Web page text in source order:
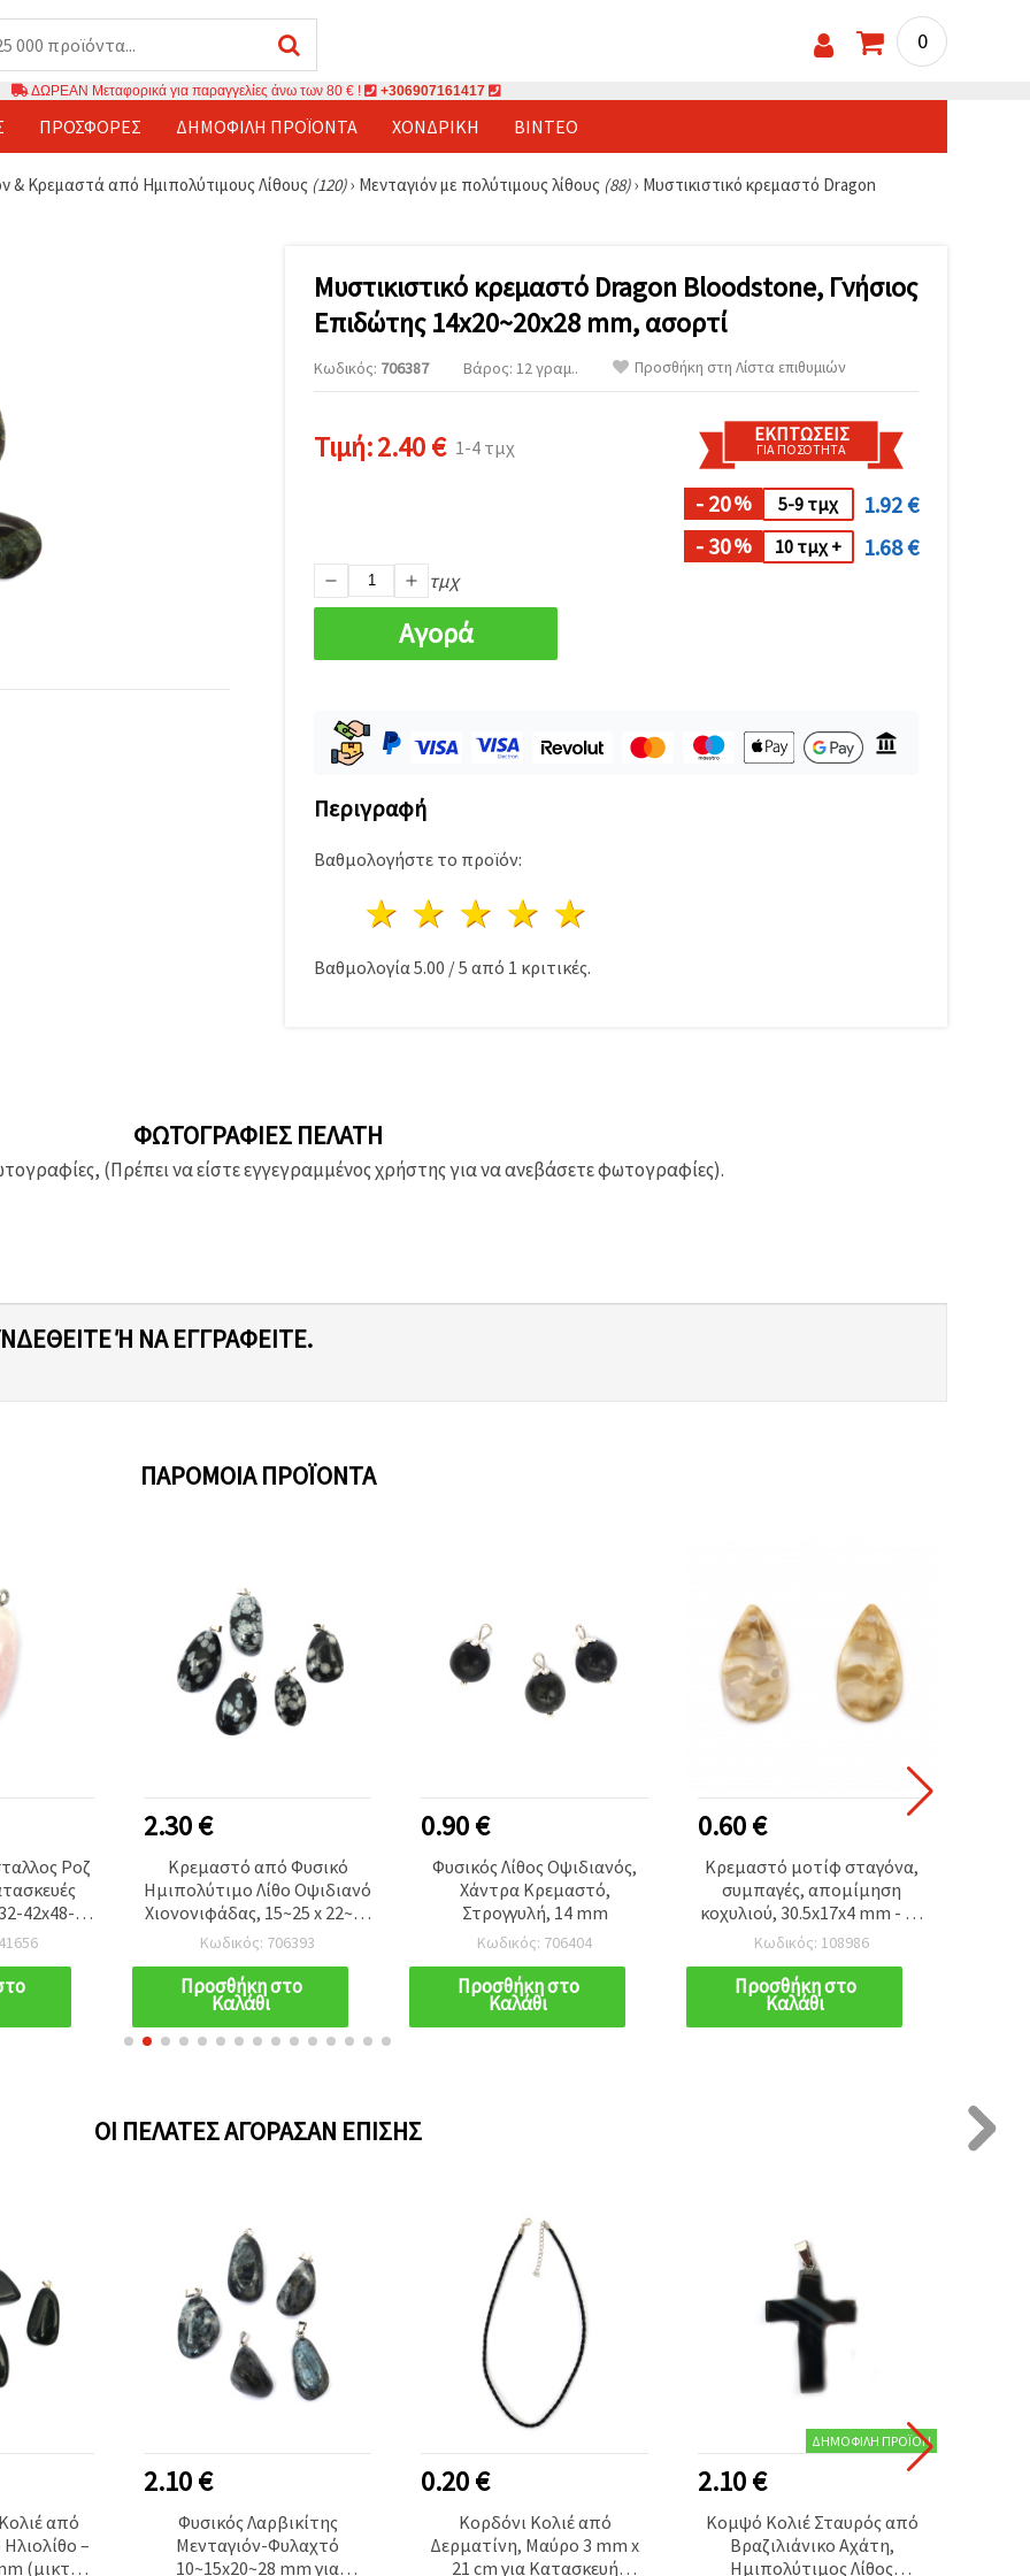
0
ΔΩΡΕΑΝ Μεταφορικά για παραγγελίες άνω των 80 € ! +306907161417
ΠΡΟΣΦΟΡΈΣ ΔΗΜΟΦΙΛΉ ΠΡΟΪΌΝΤΑ ΧΟΝΔΡΙΚΉ ΒΊΝΤΕΟ
& Κρεμαστά από Ημιπολύτιμους Λίθους (120)› Μενταγιόν με πολύτιμους λίθους (88)› Μυστικιστικό κρεμαστό Dragon
Μυστικιστικό κρεμαστό Dragon Bloodstone, Γνήσιος
Επιδώτης 14x20~20x28 mm, ασορτί
Κωδικός: 706387 Βάρος: 12 γραμ.. Προσθήκη στη Λίστα επιθυμιών
Τιμή:2.40 € 1-4 τμχ
ΕΚΠΤΏΣΕΙΣ
ΓΙΑ ΠΟΣΌΤΗΤΑ
- 20% 5-9 τμχ
1.92 €
- 30% 10 τμχ + 1.68 €
τμχ
Αγορά
Περιγραφή
Βαθμολογήστε το προϊόν:
4 Αστέρια
3 Αστέρια
2 Αστέρια
1 Αστέρι
Βαθμολογία 5.00 /5 από 1 κριτικές.
ΦΩΤΟΓΡΑΦΊΕΣ ΠΕΛΆΤΗ
(Πρέπει να είστε εγγεγραμμένος χρήστης για να ανεβάσετε φωτογραφίες).
Ή ΝΑ ΕΓΓΡΑΦΕΊΤΕ.
ΠΑΡΌΜΟΙΑ ΠΡΟΪΌΝΤΑ
Ροζ
42x48-
2.30 €
Κρεμαστό από Φυσικό
Ημιπολύτιμο Λίθο Οψιδιανό
Χιονονιφάδας, 15~25 x 22~30
mm
Κωδικός: 706393
Προσθήκη στο
Καλάθι
0.90 €
Φυσικός Λίθος Οψιδιανός,
Χάντρα Κρεμαστό,
Στρογγυλή, 14 mm
Κωδικός: 706404
Προσθήκη στο
Καλάθι
0.60 €
Κρεμαστό μοτίφ σταγόνα,
συμπαγές, απομίμηση
κοχυλιού, 30.5x17x4 mm - 10
τεμ.
Κωδικός: 108986
Προσθήκη στο
Καλάθι
ΟΙ ΠΕΛΆΤΕΣ ΑΓΌΡΑΣΑΝ ΕΠΊΣΗΣ
από
–
(μικτά
2.10 €
Φυσικός Λαρβικίτης
Μενταγιόν-Φυλαχτό
10~15x20~28 mm για
0.20 €
Κορδόνι Κολιέ από
Δερματίνη, Μαύρο 3 mm x
21 cm για Κατασκευή
ΔΗΜΟΦΙΛΉ ΠΡΟΪΌΝ
2.10 €
Κομψό Κολιέ Σταυρός από
Βραζιλιάνικο Αχάτη,
Ημιπολύτιμος Λίθος